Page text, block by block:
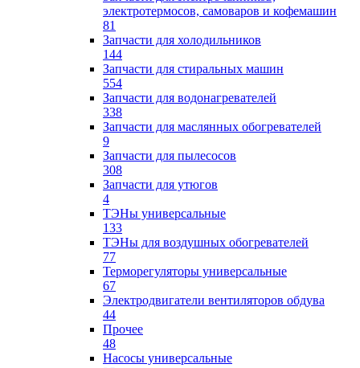
электротермосов, самоваров и кофемашин
81
Запчасти для холодильников
144
Запчасти для стиральных машин
554
Запчасти для водонагревателей
338
Запчасти для маслянных обогревателей
9
Запчасти для пылесосов
308
Запчасти для утюгов
4
ТЭНы универсальные
133
ТЭНы для воздушных обогревателей
77
Терморегуляторы универсальные
67
Электродвигатели вентиляторов обдува
44
Прочее
48
Насосы универсальные